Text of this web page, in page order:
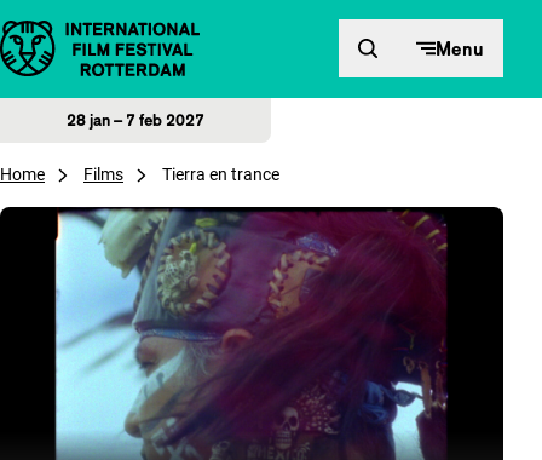
Direct naar inhoud Menu
28 jan – 7 feb 2027
Home Films Tierra en trance